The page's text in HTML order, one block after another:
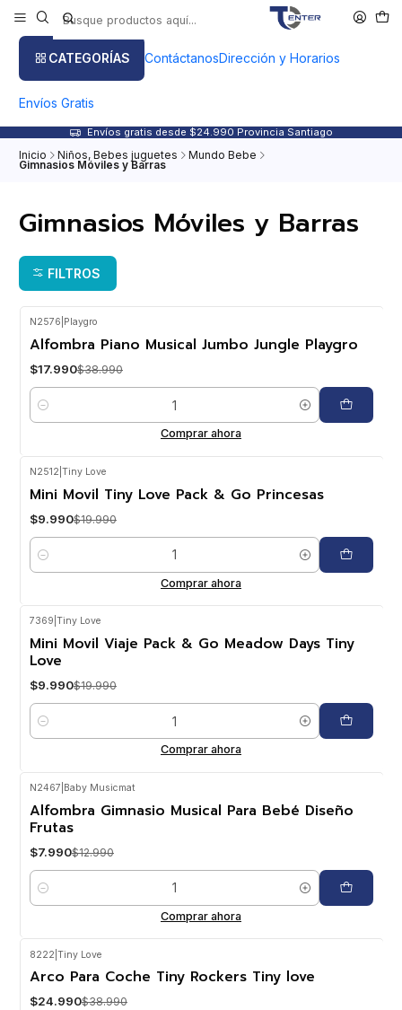
CATEGORÍAS ContáctanosDirección y Horarios
Envíos Gratis
Envíos gratis desde $24.990 Provincia Santiago
Inicio Niños, Bebes juguetes Mundo Bebe
Gimnasios Móviles y Barras
Gimnasios Móviles y Barras
FILTROS
-54%
N2576 Playgro
Alfombra Piano Musical Jumbo Jungle Playgro
$17.990$38.990
Cantidad
Comprar ahora
OFF
N2512 Tiny Love
Mini Movil Tiny Love Pack & Go Princesas
$9.990$19.990
Cantidad
Comprar ahora
-50% OFF
7369 Tiny Love
Mini Movil Viaje Pack & Go Meadow Days Tiny
Love
$9.990$19.990
Cantidad
Comprar ahora
-38%
N2467 Baby Musicmat
Alfombra Gimnasio Musical Para Bebé Diseño
Frutas
$7.990$12.990
Cantidad
Comprar ahora
-36%
8222 Tiny Love
Arco Para Coche Tiny Rockers Tiny love
$24.990$38.990